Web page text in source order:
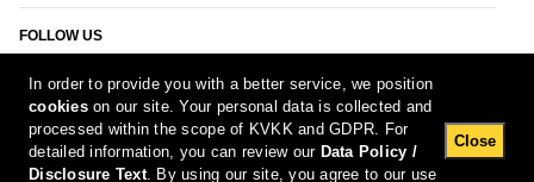
FOLLOW US
[Report Bug]7.08.2026 18:24:47 #1.11#
In order to provide you with a better service, we position
cookieson our site. Your personal data is collected and
processed within the scope of KVKK and GDPR. For
detailed information, you can review our Data Policy /
Disclosure Text. By using our site, you agree to our use
Close